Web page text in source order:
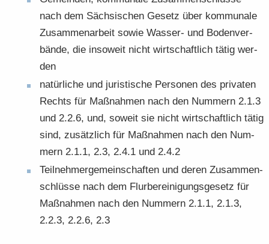
nach dem Säch­si­schen Ge­setz über kom­mu­na­le
Zu­sam­men­ar­beit sowie Wasser-​ und Bo­den­ver­
bän­de, die in­so­weit nicht wirt­schaft­lich tätig wer­
den
na­tür­li­che und ju­ris­ti­sche Per­so­nen des pri­va­ten
Rechts für Maß­nah­men nach den Num­mern 2.1.3
und 2.2.6, und, so­weit sie nicht wirt­schaft­lich tätig
sind, zu­sätz­lich für Maß­nah­men nach den Num­
mern 2.1.1, 2.3, 2.4.1 und 2.4.2
Teil­neh­mer­ge­mein­schaf­ten und deren Zu­sam­men­
schlüs­se nach dem Flur­be­rei­ni­gungs­ge­setz für
Maß­nah­men nach den Num­mern 2.1.1, 2.1.3,
2.2.3, 2.2.6, 2.3